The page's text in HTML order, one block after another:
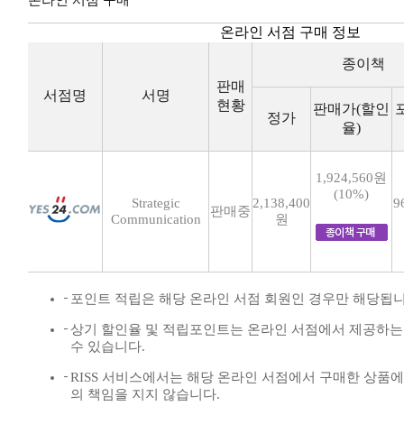
온라인 서점 구매 정보
서점명 서명
판매
현황
종이책
정가
판매가(할인
율)
Strategic
Communication
판매중
2,138,400
원
1,924,560원
(10%)
포인트 적립은 해당 온라인 서점 회원인 경우만 해당됩
상기 할인율 및 적립포인트는 온라인 서점에서 제공하
수 있습니다.
RISS 서비스에서는 해당 온라인 서점에서 구매한 상품
의 책임을 지지 않습니다.